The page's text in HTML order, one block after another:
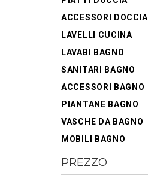
ACCESSORI DOCCIA
LAVELLI CUCINA
LAVABI BAGNO
SANITARI BAGNO
ACCESSORI BAGNO
PIANTANE BAGNO
VASCHE DA BAGNO
MOBILI BAGNO
PREZZO